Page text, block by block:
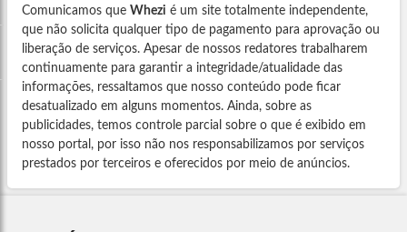
Comunicamos que Whezi é um site totalmente independente,
que não solicita qualquer tipo de pagamento para aprovação ou
liberação de serviços. Apesar de nossos redatores trabalharem
continuamente para garantir a integridade/atualidade das
informações, ressaltamos que nosso conteúdo pode ficar
desatualizado em alguns momentos. Ainda, sobre as
publicidades, temos controle parcial sobre o que é exibido em
nosso portal, por isso não nos responsabilizamos por serviços
prestados por terceiros e oferecidos por meio de anúncios.